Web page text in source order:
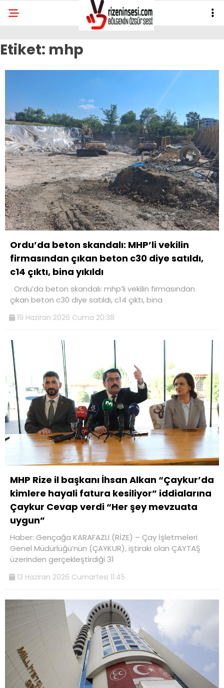
Etiket: mhp
Ordu’da beton skandalı: MHP’li vekilin
firmasından çıkan beton c30 diye satıldı,
c14 çıktı, bina yıkıldı
Ordu’da beton skandalı: mhp’li vekilin firmasından
çıkan beton c30 diye satıldı, c14 çıktı, bina
19 Haziran 2026 Cuma 20:38
MHP Rize il başkanı İhsan Alkan “Çaykur’da
kimlere hayali fatura kesiliyor” iddialarına
Çaykur Cevap verdi “Her şey mevzuata
uygun”
Haber: Gençağa KARAFAZLI (RİZE) – Çay İşletmeleri
Genel Müdürlüğü’nün (ÇAYKUR), iştiraki olan ÇAYTAŞ
üzerinden gerçekleştirdiği 31
13 Haziran 2026 Cumartesi 11:45